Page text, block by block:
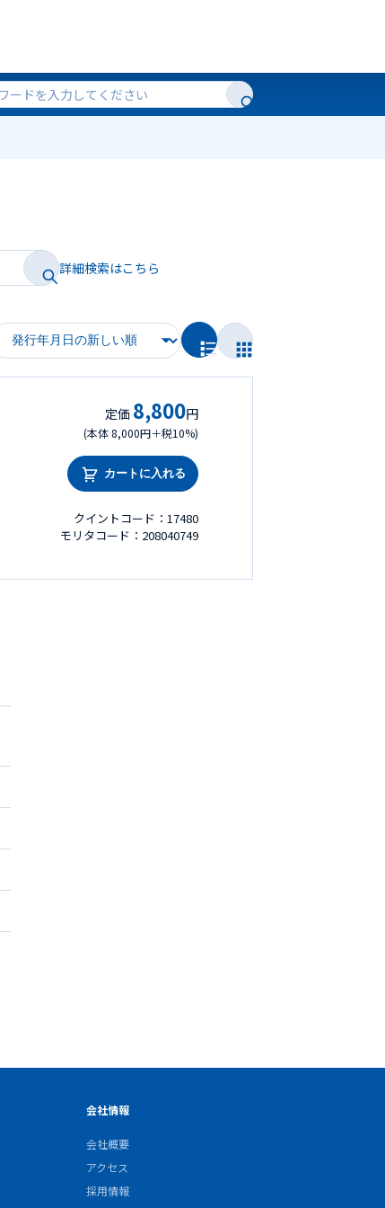
詳細検索はこちら
定価 8,800円
(本体 8,000円＋税10%)
カートに入れる
クイントコード：17480
モリタコード：208040749
会社情報
会社概要
アクセス
採用情報